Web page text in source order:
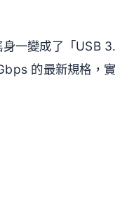
一變成了「USB
的最新規格